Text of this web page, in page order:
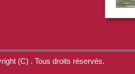
(C) . Tous droits réservés.